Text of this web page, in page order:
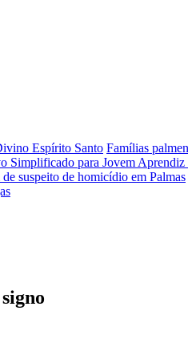
Espírito Santo Famílias
Simplificado para Jovem
suspeito de homicídio em Palmas